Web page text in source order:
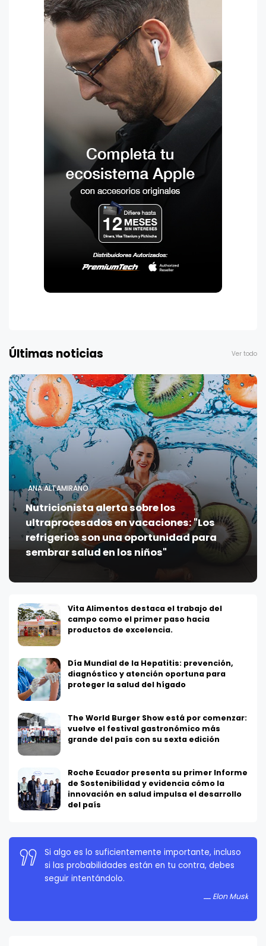
Últimas noticias Ver todo
ANA ALTAMIRANO
Nutricionista alerta sobre los
ultraprocesados en vacaciones: "Los
refrigerios son una oportunidad para
sembrar salud en los niños"
Vita Alimentos destaca el trabajo del
campo como el primer paso hacia
productos de excelencia.
Día Mundial de la Hepatitis: prevención,
diagnóstico y atención oportuna para
proteger la salud del hígado
The World Burger Show está por comenzar:
vuelve el festival gastronómico más
grande del país con su sexta edición
Roche Ecuador presenta su primer Informe
de Sostenibilidad y evidencia cómo la
innovación en salud impulsa el desarrollo
del país
Si algo es lo suficientemente importante, incluso
si las probabilidades están en tu contra, debes
seguir intentándolo.
Elon Musk
La persistencia es muy importante. No debes
rendirte a menos que estés obligado a rendirte.